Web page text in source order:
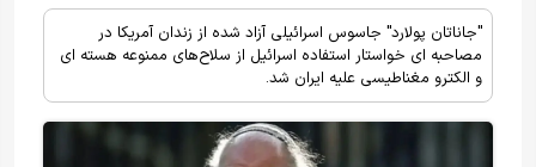
"جاناتان پولارد" جاسوس اسرائیلی آزاد شده از زندان آمریکا در
مصاحبه ای خواستار استفاده اسرائیل از سلاح‌های ممنوعه هسته ای
و الکترو مغناطیسی علیه ایران شد.